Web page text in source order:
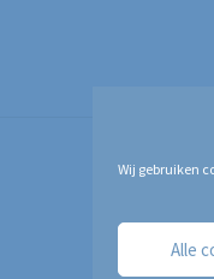
Wij gebruiken
Alle